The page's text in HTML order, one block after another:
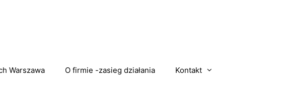
Warszawa O firmie -zasieg działania Kontakt